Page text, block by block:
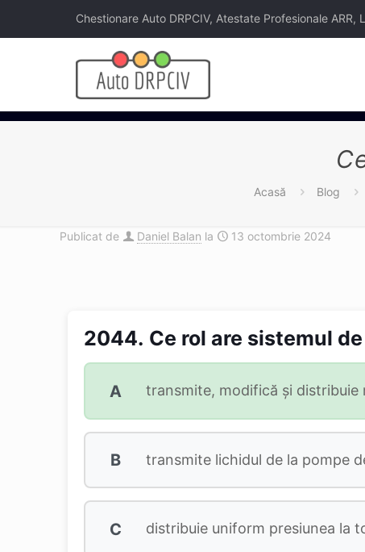
Chestionare Auto DRPCIV, Atestate Profesionale
Acasă Blog
Publicat de Daniel Balan la 13 octombrie 2024
2044. Ce rol are sistemul
A transmite, modifică şi
B transmite lichidul de la pompe
C distribuie uniform presiunea la